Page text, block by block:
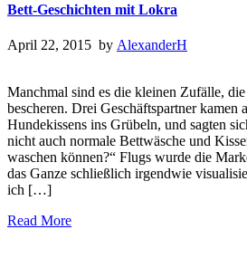
Bett-Geschichten mit Lokra
April 22, 2015 by AlexanderH
Manchmal sind es die kleinen Zufälle,
bescheren. Drei Geschäftspartner kamen
Hundekissens ins Grübeln, und sagten
nicht auch normale Bettwäsche und
waschen können?“ Flugs wurde die
das Ganze schließlich irgendwie
ich […]
Read More